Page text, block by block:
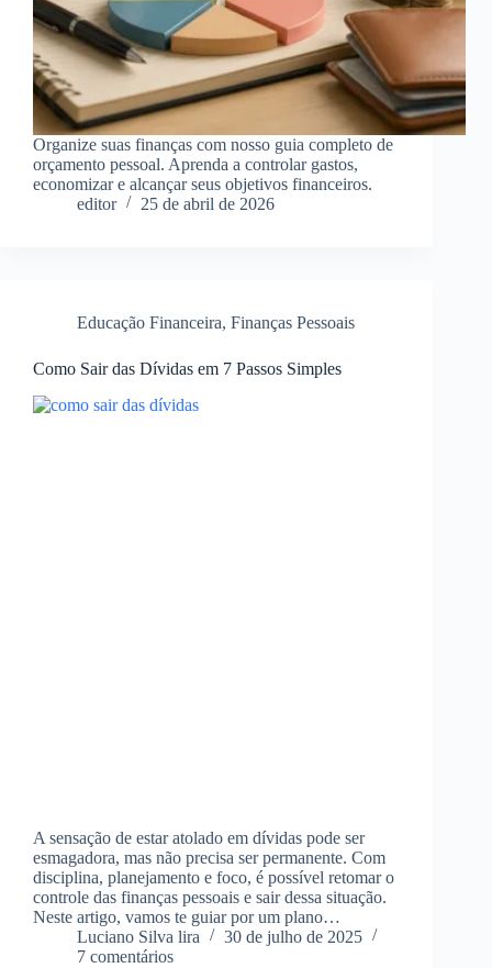
Organize suas finanças com nosso guia completo de
orçamento pessoal. Aprenda a controlar gastos,
economizar e alcançar seus objetivos financeiros.
editor
25 de abril de 2026
Educação Financeira, Finanças Pessoais
Como Sair das Dívidas em 7 Passos Simples
A sensação de estar atolado em dívidas pode ser
esmagadora, mas não precisa ser permanente. Com
disciplina, planejamento e foco, é possível retomar o
controle das finanças pessoais e sair dessa situação.
Neste artigo, vamos te guiar por um plano…
Luciano Silva lira
30 de julho de 2025
7 comentários